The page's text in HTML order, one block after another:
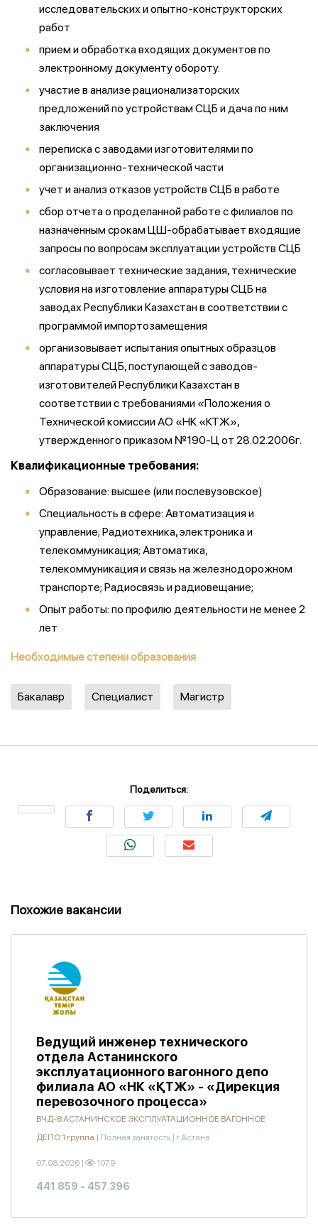
исследовательских и опытно-конструкторских
работ
прием и обработка входящих документов по
электронному документу обороту.
участие в анализе рационализаторских
предложений по устройствам СЦБ и дача по ним
заключения
переписка с заводами изготовителями по
организационно-технической части
учет и анализ отказов устройств СЦБ в работе
сбор отчета о проделанной работе с филиалов по
назначенным срокам ЦШ-обрабатывает входящие
запросы по вопросам эксплуатации устройств СЦБ
согласовывает технические задания, технические
условия на изготовление аппаратуры СЦБ на
заводах Республики Казахстан в соответствии с
программой импортозамещения
организовывает испытания опытных образцов
аппаратуры СЦБ, поступающей с заводов-
изготовителей Республики Казахстан в
соответствии с требованиями «Положения о
Технической комиссии АО «НК «КТЖ»,
утвержденного приказом №190-Ц от 28.02.2006г.
Квалификационные требования:
Образование: высшее (или послевузовское)
Специальность в сфере: Автоматизация и
управление; Радиотехника, электроника и
телекоммуникация; Автоматика,
телекоммуникация и связь на железнодорожном
транспорте; Радиосвязь и радиовещание;
Опыт работы: по профилю деятельности не менее 2
лет
Необходимые степени образования
Бакалавр Специалист Магистр
Поделиться:
Похожие вакансии
Ведущий инженер технического
отдела Астанинского
эксплуатационного вагонного депо
филиала АО «НК «ҚТЖ» - «Дирекция
перевозочного процесса»
ВЧД-8 АСТАНИНСКОЕ ЭКСПЛУАТАЦИОННОЕ ВАГОННОЕ
ДЕПО 1 группа | Полная занятость | г.Астана
07.08.2026 | 1079
441 859 - 457 396